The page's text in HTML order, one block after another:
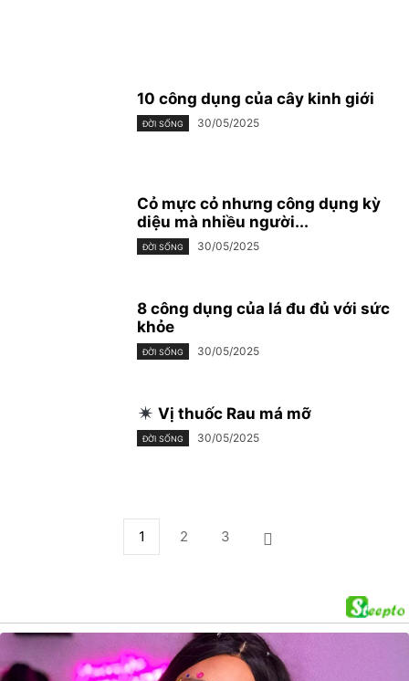
10 công dụng của cây kinh giới
ĐỜI SỐNG 30/05/2025
Cỏ mực cỏ nhưng công dụng kỳ
diệu mà nhiều người...
ĐỜI SỐNG 30/05/2025
8 công dụng của lá đu đủ với sức
khỏe
ĐỜI SỐNG 30/05/2025
Vị thuốc Rau má mỡ
ĐỜI SỐNG 30/05/2025
1 2 3